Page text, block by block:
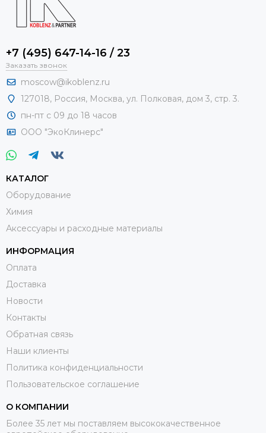
+7 (495) 647-14-16 / 23
Заказать звонок
moscow@ikoblenz.ru
127018, Россия, Москва, ул. Полковая, дом 3, стр. 3.
пн-пт с 09 до 18 часов
ООО "ЭкоКлинерс"
КАТАЛОГ
Оборудование
Химия
Аксессуары и расходные материалы
ИНФОРМАЦИЯ
Оплата
Доставка
Новости
Контакты
Обратная связь
Наши клиенты
Политика конфиденциальности
Пользовательское соглашение
О КОМПАНИИ
Более 35 лет мы поставляем высококачественное